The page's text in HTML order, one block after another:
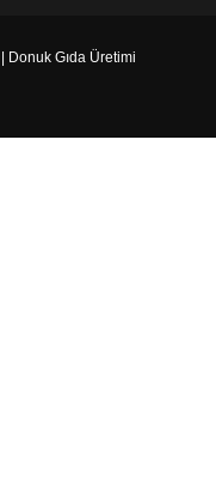
Gıda Üretimi